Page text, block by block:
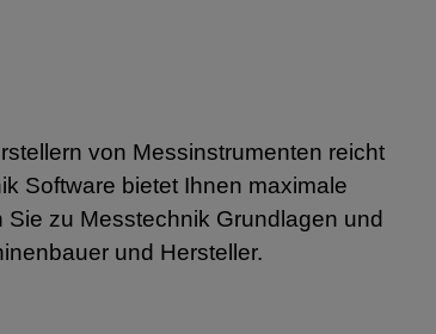
von Messinstrumenten reicht
Software bietet Ihnen maximale
zu Messtechnik Grundlagen und
und Hersteller.